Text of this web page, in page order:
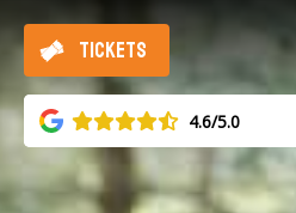
4.6/5.0
TICKETS